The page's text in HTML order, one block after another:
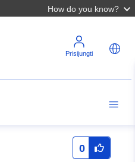
How do you know?
Prisijungti
0